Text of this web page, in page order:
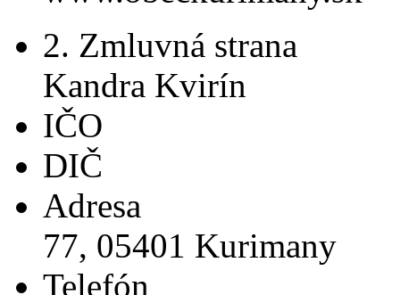
2. Zmluvná strana
Kandra Kvirín
IČO
DIČ
Adresa
77, 05401 Kurimany
Telefón